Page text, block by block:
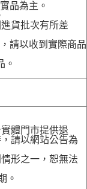
品為主。
貨批次有所差
請以收到實際商品
。
體門市提供退
請以網站公告為
形之一，恕無法
。